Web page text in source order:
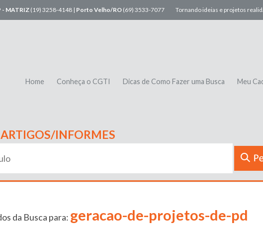
- MATRIZ (19) 3258-4148 | Porto Velho/RO (69) 3533-7077 Tornando ideias e projetos
Home Conheça o CGTI Dicas de Como Fazer uma Busca Meu
INFORMES
da Busca para: geracao-de-projetos-de-pd